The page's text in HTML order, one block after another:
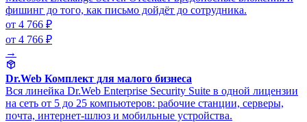
фишинг до того, как письмо дойдёт до сотрудника.
от 4 766 ₽
от 4 766 ₽
→
Dr.Web Комплект для малого бизнеса
Вся линейка Dr.Web Enterprise Security Suite в одной лицензии
на сеть от 5 до 25 компьютеров: рабочие станции, серверы,
почта, интернет-шлюз и мобильные устройства.